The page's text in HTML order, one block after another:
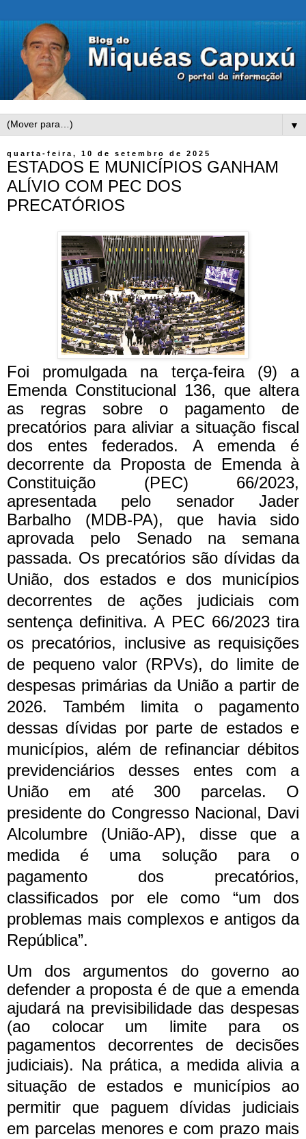
▼
quarta-feira, 10 de setembro de 2025
ESTADOS E MUNICÍPIOS GANHAM
ALÍVIO COM PEC DOS
PRECATÓRIOS
Foi promulgada na terça-feira (9) a
Emenda Constitucional 136, que altera
as regras sobre o pagamento de
precatórios para aliviar a situação fiscal
dos entes federados. A emenda é
decorrente da Proposta de Emenda à
Constituição (PEC) 66/2023,
apresentada pelo senador Jader
Barbalho (MDB-PA), que havia sido
aprovada pelo Senado na semana
passada. Os precatórios são dívidas da
União, dos estados e dos municípios
decorrentes de ações judiciais com
sentença definitiva. A PEC 66/2023 tira
os precatórios, inclusive as requisições
de pequeno valor (RPVs), do limite de
despesas primárias da União a partir de
2026. Também limita o pagamento
dessas dívidas por parte de estados e
municípios, além de refinanciar débitos
previdenciários desses entes com a
União em até 300 parcelas. O
presidente do Congresso Nacional, Davi
Alcolumbre (União-AP), disse que a
medida é uma solução para o
pagamento dos precatórios,
classificados por ele como “um dos
problemas mais complexos e antigos da
República”.
Um dos argumentos do governo ao
defender a proposta é de que a emenda
ajudará na previsibilidade das despesas
(ao colocar um limite para os
pagamentos decorrentes de decisões
judiciais). Na prática, a medida alivia a
situação de estados e municípios ao
permitir que paguem dívidas judiciais
em parcelas menores e com prazo mais